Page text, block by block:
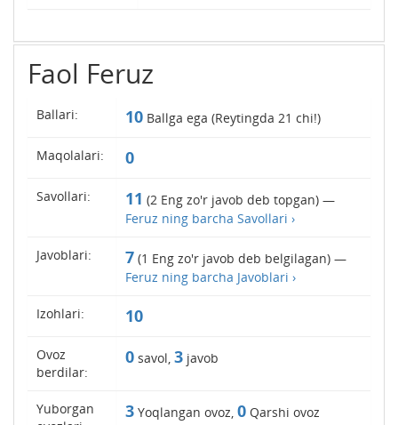
Faol Feruz
Ballari: 10 Ballga ega (Reytingda 21 chi!)
Maqolalari: 0
Savollari: 11 (2 Eng zo'r javob deb topgan) —
Feruz ning barcha Savollari ›
Javoblari: 7 (1 Eng zo'r javob deb belgilagan) —
Feruz ning barcha Javoblari ›
Izohlari: 10
Ovoz
berdilar:
0 savol, 3 javob
Yuborgan
3 Yoqlangan ovoz, 0 Qarshi ovoz